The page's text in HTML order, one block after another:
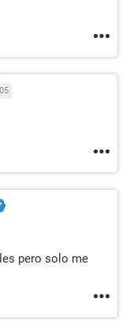
pero solo me